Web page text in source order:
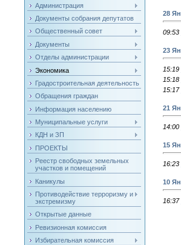
Администрация
Документы собрания депутатов
Общественный совет
Документы
Отделы администрации
Экономика
Градостроительная деятельность
Обращения граждан
Информация населению
Муниципальные услуги
КДН и ЗП
ПРОЕКТЫ
Реестр свободных земельных
участков и помещений
Каникулы
Противодействие терроризму и
экстремизму
Открытые данные
Ревизионная комиссия
Избирательная комиссия
28
09:53
23
15:19
15:18
15:17
21
14:00
15
16:23
10
16:37